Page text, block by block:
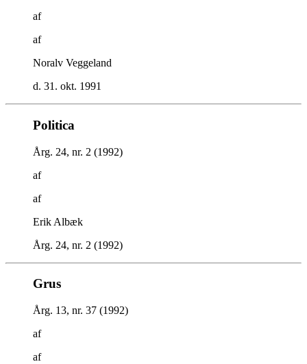
af
af
Noralv Veggeland
d. 31. okt. 1991
Politica
Årg. 24, nr. 2 (1992)
af
af
Erik Albæk
Årg. 24, nr. 2 (1992)
Grus
Årg. 13, nr. 37 (1992)
af
af